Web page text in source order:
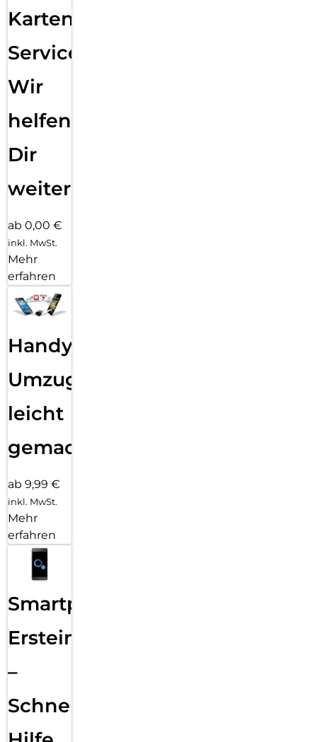
Karten
Service:
Wir
helfen
Dir
weiter
ab 0,00 €
inkl. MwSt.
Mehr
erfahren
Handy
Umzug
leicht
gemacht!
ab 9,99 €
inkl. MwSt.
Mehr
erfahren
Smartphone
Ersteinrichtung
–
Schnelle